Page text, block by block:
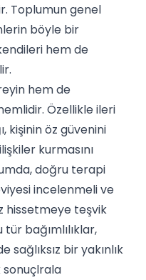
Toplumun genel
böyle bir
hem de
hem de
Özellikle ileri
kişinin öz güvenini
kurmasını
doğru terapi
incelenmeli ve
hissetmeye teşvik
bağımlılıklar,
sağlıksız bir yakınlık
sonuçlrala